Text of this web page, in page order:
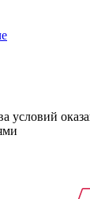
условий